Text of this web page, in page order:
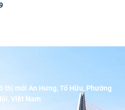
thị mới An Hưng, Tố Hữu, Phường
Việt Nam